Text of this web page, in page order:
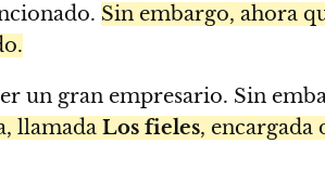
Sin embargo, ahora
un gran empresario. Sin
llamada Los fieles, encargada